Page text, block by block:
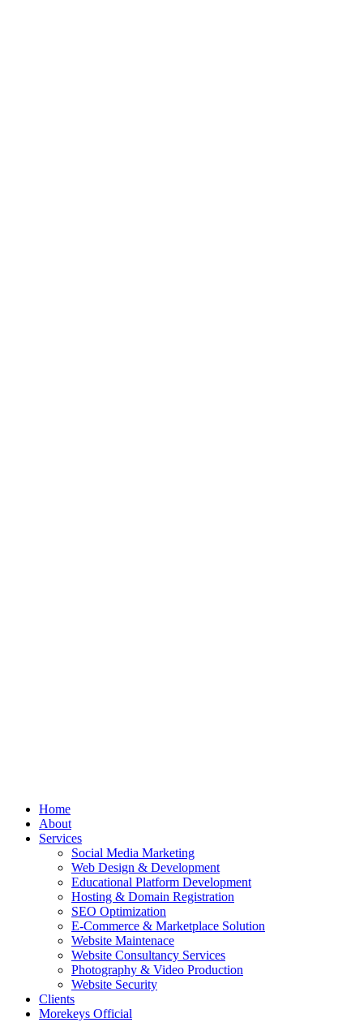
Home
About
Services
Social Media Marketing
Web Design & Development
Educational Platform Development
Hosting & Domain Registration
SEO Optimization
E-Commerce & Marketplace Solution
Website Maintenace
Website Consultancy Services
Photography & Video Production
Website Security
Clients
Morekeys Official